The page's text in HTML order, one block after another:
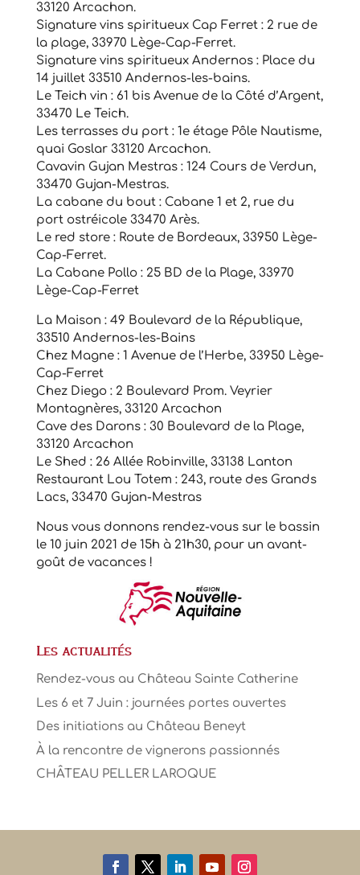
33120 Arcachon.
Signature vins spiritueux Cap Ferret : 2 rue de
la plage, 33970 Lège-Cap-Ferret.
Signature vins spiritueux Andernos : Place du
14 juillet 33510 Andernos-les-bains.
Le Teich vin : 61 bis Avenue de la Côté d’Argent,
33470 Le Teich.
Les terrasses du port : 1e étage Pôle Nautisme,
quai Goslar 33120 Arcachon.
Cavavin Gujan Mestras : 124 Cours de Verdun,
33470 Gujan-Mestras.
La cabane du bout : Cabane 1 et 2, rue du
port ostréicole 33470 Arès.
Le red store : Route de Bordeaux, 33950 Lège-
Cap-Ferret.
La Cabane Pollo : 25 BD de la Plage, 33970
Lège-Cap-Ferret
La Maison : 49 Boulevard de la République,
33510 Andernos-les-Bains
Chez Magne : 1 Avenue de l’Herbe, 33950 Lège-
Cap-Ferret
Chez Diego : 2 Boulevard Prom. Veyrier
Montagnères, 33120 Arcachon
Cave des Darons : 30 Boulevard de la Plage,
33120 Arcachon
Le Shed : 26 Allée Robinville, 33138 Lanton
Restaurant Lou Totem : 243, route des Grands
Lacs, 33470 Gujan-Mestras
Nous vous donnons rendez-vous sur le bassin
le 10 juin 2021 de 15h à 21h30, pour un avant-
goût de vacances !
Les actualités
Rendez-vous au Château Sainte Catherine
Les 6 et 7 Juin : journées portes ouvertes
Des initiations au Château Beneyt
À la rencontre de vignerons passionnés
CHÂTEAU PELLER LAROQUE